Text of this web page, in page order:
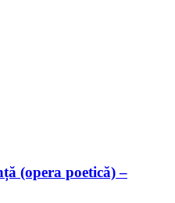
(opera poetică) –